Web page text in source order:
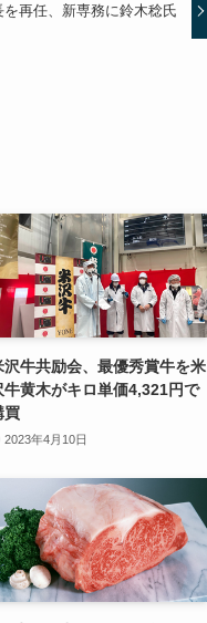
再任、新専務に鈴木稔氏
沢牛共励会、最優秀賞牛を米
牛黄木がキロ単価4,321円で
買
2023年4月10日